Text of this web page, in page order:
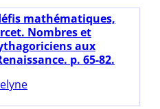
mathématiques,
Nombres et
aux
p. 65-82.